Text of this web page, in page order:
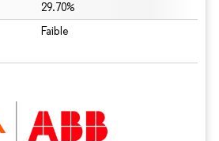
29.70%
Faible